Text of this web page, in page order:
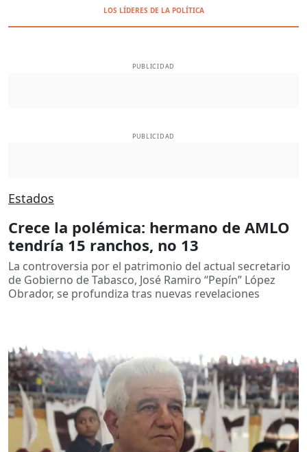
LOS LÍDERES DE LA POLÍTICA
PUBLICIDAD
PUBLICIDAD
Estados
Crece la polémica: hermano de AMLO
tendría 15 ranchos, no 13
La controversia por el patrimonio del actual secretario
de Gobierno de Tabasco, José Ramiro “Pepín” López
Obrador, se profundiza tras nuevas revelaciones